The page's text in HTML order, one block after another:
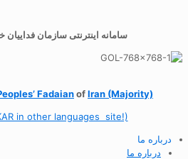
سامانه اینترنتی سازمان فداییان
FadaianofIran (Majority)
in other languages site!)
درباره ما
درباره ما